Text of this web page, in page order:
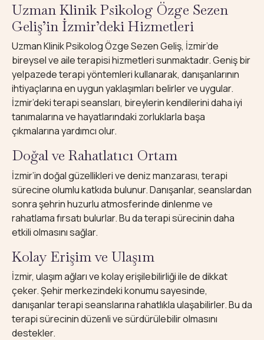
Uzman Klinik Psikolog Özge Sezen
Geliş’in İzmir’deki Hizmetleri
Uzman Klinik Psikolog Özge Sezen Geliş, İzmir’de
bireysel ve aile terapisi hizmetleri sunmaktadır. Geniş bir
yelpazede terapi yöntemleri kullanarak, danışanlarının
ihtiyaçlarına en uygun yaklaşımları belirler ve uygular.
İzmir’deki terapi seansları, bireylerin kendilerini daha iyi
tanımalarına ve hayatlarındaki zorluklarla başa
çıkmalarına yardımcı olur.
Doğal ve Rahatlatıcı Ortam
İzmir’in doğal güzellikleri ve deniz manzarası, terapi
sürecine olumlu katkıda bulunur. Danışanlar, seanslardan
sonra şehrin huzurlu atmosferinde dinlenme ve
rahatlama fırsatı bulurlar. Bu da terapi sürecinin daha
etkili olmasını sağlar.
Kolay Erişim ve Ulaşım
İzmir, ulaşım ağları ve kolay erişilebilirliği ile de dikkat
çeker. Şehir merkezindeki konumu sayesinde,
danışanlar terapi seanslarına rahatlıkla ulaşabilirler. Bu da
terapi sürecinin düzenli ve sürdürülebilir olmasını
destekler.